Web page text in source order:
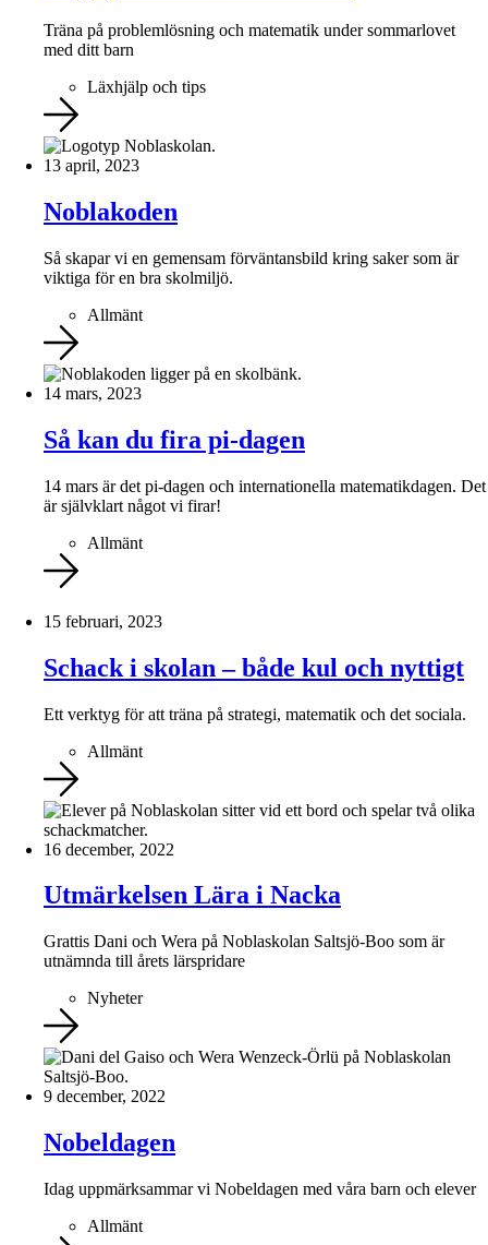
Träna på problemlösning och matematik under sommarlovet
med ditt barn
Läxhjälp och tips
13 april, 2023
Noblakoden
Så skapar vi en gemensam förväntansbild kring saker som är
viktiga för en bra skolmiljö.
Allmänt
14 mars, 2023
Så kan du fira pi-dagen
14 mars är det pi-dagen och internationella matematikdagen. Det
är självklart något vi firar!
Allmänt
15 februari, 2023
Schack i skolan – både kul och nyttigt
Ett verktyg för att träna på strategi, matematik och det sociala.
Allmänt
16 december, 2022
Utmärkelsen Lära i Nacka
Grattis Dani och Wera på Noblaskolan Saltsjö-Boo som är
utnämnda till årets lärspridare
Nyheter
9 december, 2022
Nobeldagen
Idag uppmärksammar vi Nobeldagen med våra barn och elever
Allmänt